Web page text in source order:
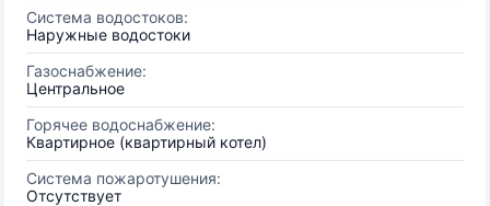
Система водостоков:
Наружные водостоки
Газоснабжение:
Центральное
Горячее водоснабжение:
Квартирное (квартирный котел)
Система пожаротушения:
Отсутствует